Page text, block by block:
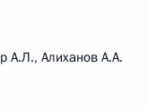
А.Л., Алиханов А.А.